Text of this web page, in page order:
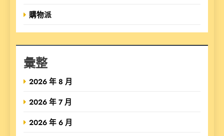
購物派
彙整
2026 年 8 月
2026 年 7 月
2026 年 6 月